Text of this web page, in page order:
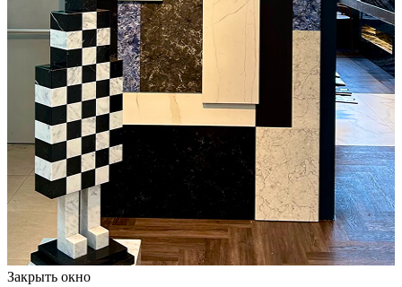
Закрыть окно